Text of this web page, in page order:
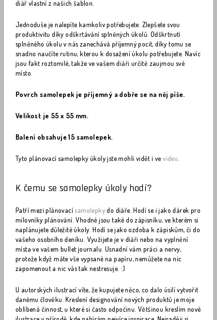
diář vlastní z našich šablon.
Jednoduše je nalepíte kamkoliv potřebujete. Zlepšete svou
produktivitu díky odškrtávání splněných úkolů. Odškrtnutí
splněného úkolu v nás zanechává příjemný pocit, díky tomu se
snadno naučíte rutinu, kterou k dosažení úkolu potřebujete. Navíc
jsou fakt roztomilé, takže ve vašem diáři určitě zaujmou své
místo.
Povrch samolepek je příjemný a dobře se na něj píše.
Velikost je 55 x 55 mm.
Balení obsahuje 15 samolepek.
Tyto plánovací samolepky úkoly jste mohli vidět i vevideu
K čemu se samolepky úkoly hodí?
Patří mezi plánovací samolepkydo diáře. Hodí se i jako dárek pro
milovníky plánování. Vhodné jsou také do zápisníku, ve kterém si
naplánujete důležité úkoly. Hodí se jako ozdoba k zápiskům, či do
vašeho osobního deníku. Využijete je v diáři nebo na vyplnění
místa ve vašem bullet journalu. Usnadní vám práci a nervy,
protože když máte vše vypsané na papíru, nemůžete na nic
zapomenout a nic vás tak nestresuje. :)
U autorských ilustrací víte, že kupujete něco, co dalo úsilí vytvořit
danému člověku. Kreslení designování nových produktů je moje
oblíbená činnost, u které si často odpočinu. Většinou kreslím nové